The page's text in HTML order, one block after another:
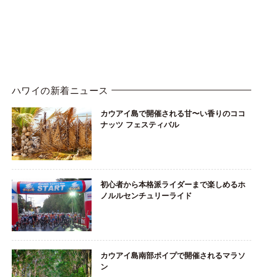
ハワイの新着ニュース
カウアイ島で開催される甘〜い香りのココ
ナッツ フェスティバル
初心者から本格派ライダーまで楽しめるホ
ノルルセンチュリーライド
カウアイ島南部ポイプで開催されるマラソ
ン